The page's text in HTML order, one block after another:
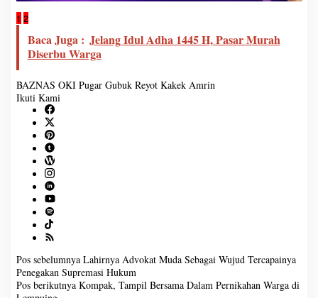
1 2
Baca Juga :
Diserbu Warga
BAZNAS OKI Pugar Gubuk Reyot Kakek Amrin
N
a
v
i
Pos sebelumnya
Lahirnya Advokat Muda
Sebagai Wujud Tercapainya
Pos berikutnya
Dalam Pernikahan Warga di